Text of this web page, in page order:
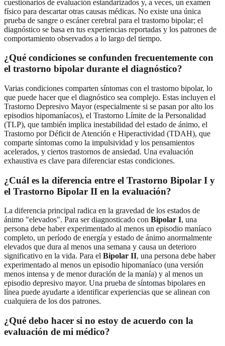
cuestionarios de evaluación estandarizados y, a veces, un examen
físico para descartar otras causas médicas. No existe una única
prueba de sangre o escáner cerebral para el trastorno bipolar; el
diagnóstico se basa en tus experiencias reportadas y los patrones de
comportamiento observados a lo largo del tiempo.
¿Qué condiciones se confunden frecuentemente con
el trastorno bipolar durante el diagnóstico?
Varias condiciones comparten síntomas con el trastorno bipolar, lo
que puede hacer que el diagnóstico sea complejo. Estas incluyen el
Trastorno Depresivo Mayor (especialmente si se pasan por alto los
episodios hipomaníacos), el Trastorno Límite de la Personalidad
(TLP), que también implica inestabilidad del estado de ánimo, el
Trastorno por Déficit de Atención e Hiperactividad (TDAH), que
comparte síntomas como la impulsividad y los pensamientos
acelerados, y ciertos trastornos de ansiedad. Una evaluación
exhaustiva es clave para diferenciar estas condiciones.
¿Cuál es la diferencia entre el Trastorno Bipolar I y
el Trastorno Bipolar II en la evaluación?
La diferencia principal radica en la gravedad de los estados de
ánimo "elevados". Para ser diagnosticado con Bipolar I, una
persona debe haber experimentado al menos un episodio maníaco
completo, un período de energía y estado de ánimo anormalmente
elevados que dura al menos una semana y causa un deterioro
significativo en la vida. Para el Bipolar II, una persona debe haber
experimentado al menos un episodio hipomaníaco (una versión
menos intensa y de menor duración de la manía) y al menos un
episodio depresivo mayor. Una prueba de síntomas bipolares en
línea puede ayudarte a identificar experiencias que se alinean con
cualquiera de los dos patrones.
¿Qué debo hacer si no estoy de acuerdo con la
evaluación de mi médico?